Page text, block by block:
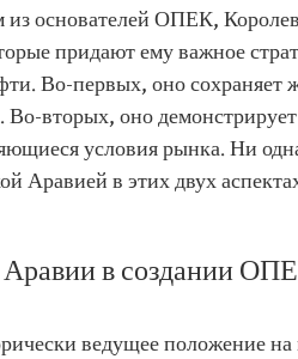
основателей ОПЕК,
придают ему важное
Во-первых, оно сохраняет
Во-вторых, оно
условия рынка. Ни
Аравией в этих двух
Аравии в создании
ведущее положение